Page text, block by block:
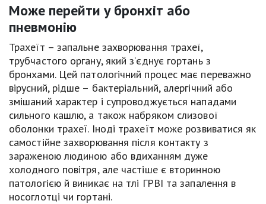
Може перейти у бронхіт або
пневмонію
Трахеїт – запальне захворювання трахеї,
трубчастого органу, який з’єднує гортань з
бронхами. Цей патологічний процес має переважно
вірусний, рідше – бактеріальний, алергічний або
змішаний характер і супроводжується нападами
сильного кашлю, а також набряком слизової
оболонки трахеї. Іноді трахеїт може розвиватися як
самостійне захворювання після контакту з
зараженою людиною або вдиханням дуже
холодного повітря, але частіше є вторинною
патологією й виникає на тлі ГРВІ та запалення в
носоглотці чи гортані.